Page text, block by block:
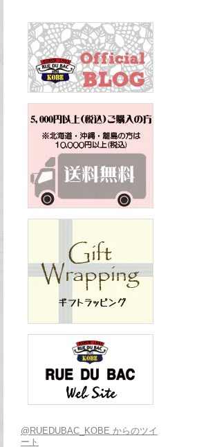
@RUEDUBAC_KOBE からのツイ
ート